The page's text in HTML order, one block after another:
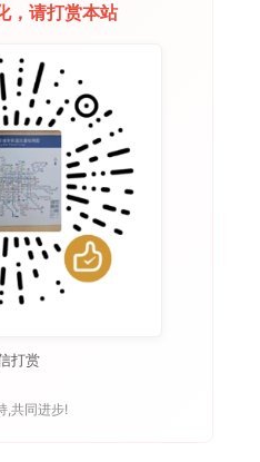
，请打赏本站
打赏
,共同进步!